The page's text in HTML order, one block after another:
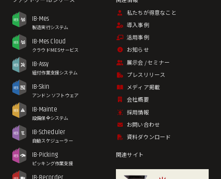
IB-Mes
製造実行システム
IB-Mes Cloud
クラウドMESサービス
IB-Assy
組付作業支援システム
IB-Skin
アンドン ソフトウェア
IB-Mainte
設備保全システム
IB-Scheduler
自動スケジューラー
IB-Picking
ピッキング作業支援
私たちが得意なこと
導入事例
活用事例
お知らせ
展示会 / セミナー
プレスリリース
メディア掲載
会社概要
採用情報
お問い合わせ
資料ダウンロード
関連サイト